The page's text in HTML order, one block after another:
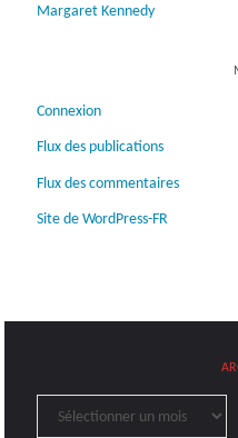
Margaret Kennedy
Connexion
Flux des publications
Flux des commentaires
Site de WordPress-FR
Archives